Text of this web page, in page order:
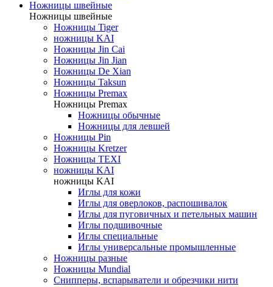
Ножницы швейные
Ножницы швейные
Ножницы Tiger
ножницы KAI
Ножницы Jin Cai
Ножницы Jin Jian
Ножницы De Xian
Ножницы Taksun
Ножницы Premax
Ножницы Premax
Ножницы обычные
Ножницы для левшей
Ножницы Pin
Ножницы Kretzer
Ножницы TEXI
ножницы KAI
ножницы KAI
Иглы для кожи
Иглы для оверлоков, распошивалок
Иглы для пуговичных и петельных машин
Иглы подшивочные
Иглы специальные
Иглы универсальные промышленные
Ножницы разные
Ножницы Mundial
Снипперы, вспарыватели и обрезчики нити